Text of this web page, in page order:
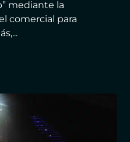
mediante la
comercial para